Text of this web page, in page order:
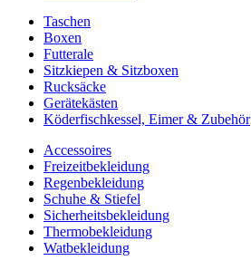
Taschen
Boxen
Futterale
Sitzkiepen & Sitzboxen
Rucksäcke
Gerätekästen
Köderfischkessel, Eimer & Zubehör
Accessoires
Freizeitbekleidung
Regenbekleidung
Schuhe & Stiefel
Sicherheitsbekleidung
Thermobekleidung
Watbekleidung